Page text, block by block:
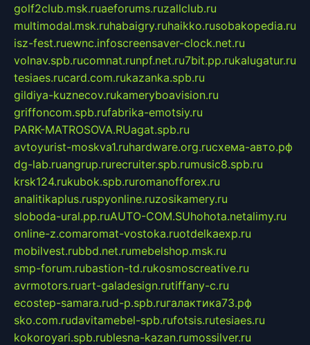
golf2club.msk.ruaeforums.ruzallclub.ru
multimodal.msk.ruhabaigry.ruhaikko.rusobakopedia.ru
isz-fest.ruewnc.infoscreensaver-clock.net.ru
volnav.spb.rucomnat.runpf.net.ru7bit.pp.rukalugatur.ru
tesiaes.rucard.com.rukazanka.spb.ru
gildiya-kuznecov.rukameryboavision.ru
griffoncom.spb.rufabrika-emotsiy.ru
PARK-MATROSOVA.RUagat.spb.ru
avtoyurist-moskva1.ruhardware.org.ruсхема-авто.рф
dg-lab.ruangrup.rurecruiter.spb.rumusic8.spb.ru
krsk124.rukubok.spb.ruromanofforex.ru
analitikaplus.ruspyonline.ruzosikamery.ru
sloboda-ural.pp.ruAUTO-COM.SUhohota.netalimy.ru
online-z.comaromat-vostoka.ruotdelkaexp.ru
mobilvest.rubbd.net.rumebelshop.msk.ru
smp-forum.rubastion-td.rukosmoscreative.ru
avrmotors.ruart-galadesign.rutiffany-c.ru
ecostep-samara.rud-p.spb.ruгалактика73.рф
sko.com.rudavitamebel-spb.rufotsis.rutesiaes.ru
kokoroyari.spb.rublesna-kazan.rumossilver.ru